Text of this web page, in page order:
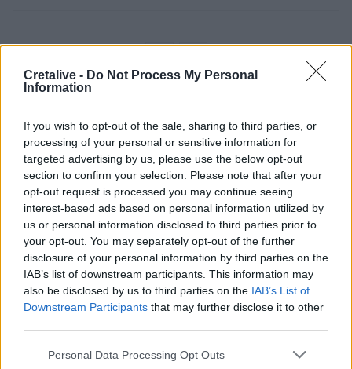
Cretalive - Do Not Process My Personal
Information
If you wish to opt-out of the sale, sharing to third parties, or
processing of your personal or sensitive information for
targeted advertising by us, please use the below opt-out
section to confirm your selection. Please note that after your
opt-out request is processed you may continue seeing
interest-based ads based on personal information utilized by
us or personal information disclosed to third parties prior to
your opt-out. You may separately opt-out of the further
disclosure of your personal information by third parties on the
IAB’s list of downstream participants. This information may
also be disclosed by us to third parties on the IAB’s List of
Downstream Participants that may further disclose it to other
Personal Data Processing Opt Outs
Σελιδοποίηση
Ροή ειδήσεων
17:29
Ο νεότερος κάτοχος διαρκείας του ΟΦΗ είναι... 2 μηνών!
17:16
Χάντερ Μπάιντεν: Αποκάλυψε ότι ο καρκίνος του πατέρα
του, Τζο Μπάιντεν, έχει κάνει μεταστάσεις στα οστά
Καύσωνας και ξηρασία "χτυπούν" την αγροτική παραγωγή
και στην Κρήτη